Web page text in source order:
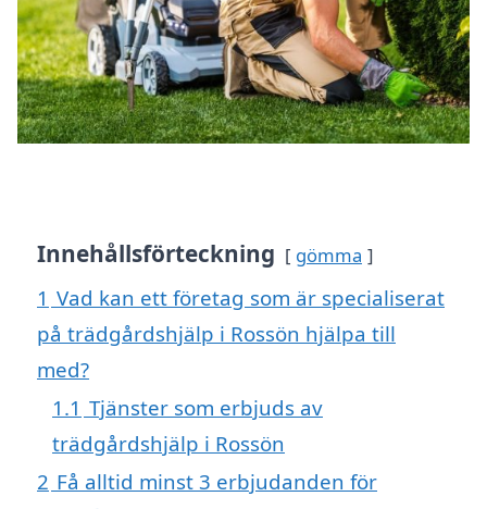
Innehållsförteckning gömma
1 Vad kan ett företag som är specialiserat
på trädgårdshjälp i Rossön hjälpa till
med?
1.1 Tjänster som erbjuds av
trädgårdshjälp i Rossön
2 Få alltid minst 3 erbjudanden för